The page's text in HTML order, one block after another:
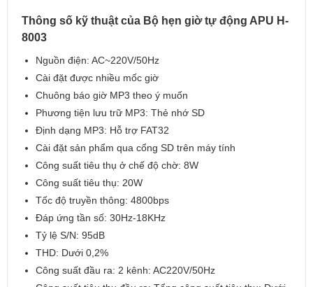
Thông số kỹ thuật của Bộ hẹn giờ tự động APU H-
8003
Nguồn điện: AC~220V/50Hz
Cài đặt được nhiều mốc giờ
Chuông báo giờ MP3 theo ý muốn
Phương tiện lưu trữ MP3: Thẻ nhớ SD
Định dạng MP3: Hỗ trợ FAT32
Cài đặt sản phẩm qua cổng SD trên máy tính
Công suất tiêu thụ ở chế độ chờ: 8W
Công suất tiêu thụ: 20W
Tốc độ truyền thông: 4800bps
Đáp ứng tần số: 30Hz-18KHz
Tỷ lệ S/N: 95dB
THD: Dưới 0,2%
Công suất đầu ra: 2 kênh: AC220V/50Hz